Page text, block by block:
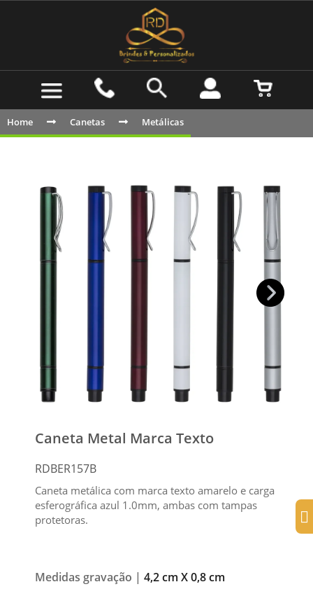
Home Canetas Metálicas
Caneta Metal Marca Texto
RDBER157B
Caneta metálica com marca texto amarelo e carga
esferográfica azul 1.0mm, ambas com tampas
protetoras.
Medidas gravação | 4,2 cm X 0,8 cm